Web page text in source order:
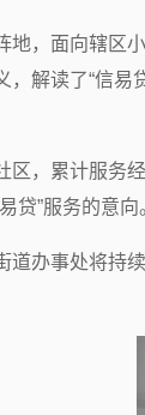
地，面向辖区
，解读了“信
区，累计服务
贷”服务的意
道办事处将持